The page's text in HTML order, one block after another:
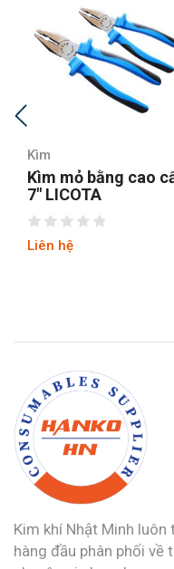
Kìm
Kìm mỏ bằng cao
7″ LICOTA
Liên hệ
Kim khí Nhật Minh
hàng đầu phân phối về